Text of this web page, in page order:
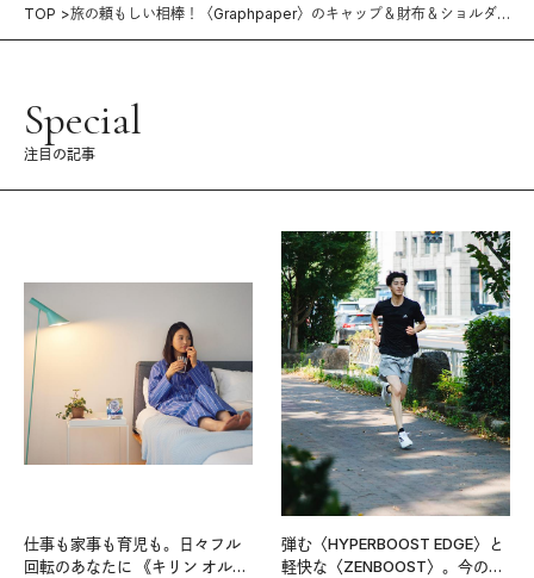
TOP
旅の頼もしい相棒！〈Graphpaper〉のキャップ＆財布＆ショルダ
Special
注目の記事
仕事も家事も育児も。日々フル
回転のあなたに 《キリン オルニ
弾む〈HYPERBOOST EDGE〉と
軽快な〈ZENBOOST〉。今の時